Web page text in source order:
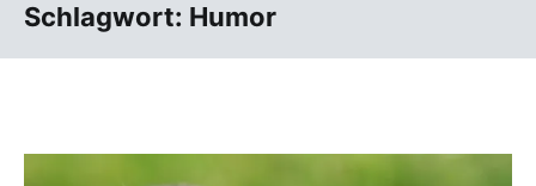
Schlagwort: Humor